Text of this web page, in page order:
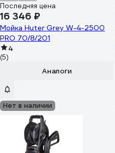
Последняя цена
16 346 ₽
Мойка Huter Grey W-4-2500
PRO 70/8/201
4
(5)
Аналоги
Нет в наличии